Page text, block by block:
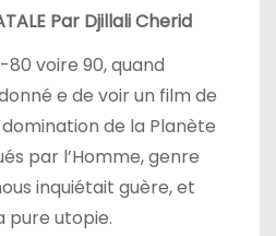
Par Djillali Cherid
voire 90, quand
e de voir un film de
de la Planète
par l’Homme, genre
inquiétait guère, et
pure utopie.